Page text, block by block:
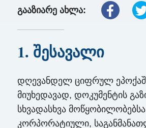
გააზიარე ახლა:
1. შესავალი
დღევანდელ ციფრულ
მიუხედავად, დოკუმენტის
სხვადასხვა
კორპორატიული,